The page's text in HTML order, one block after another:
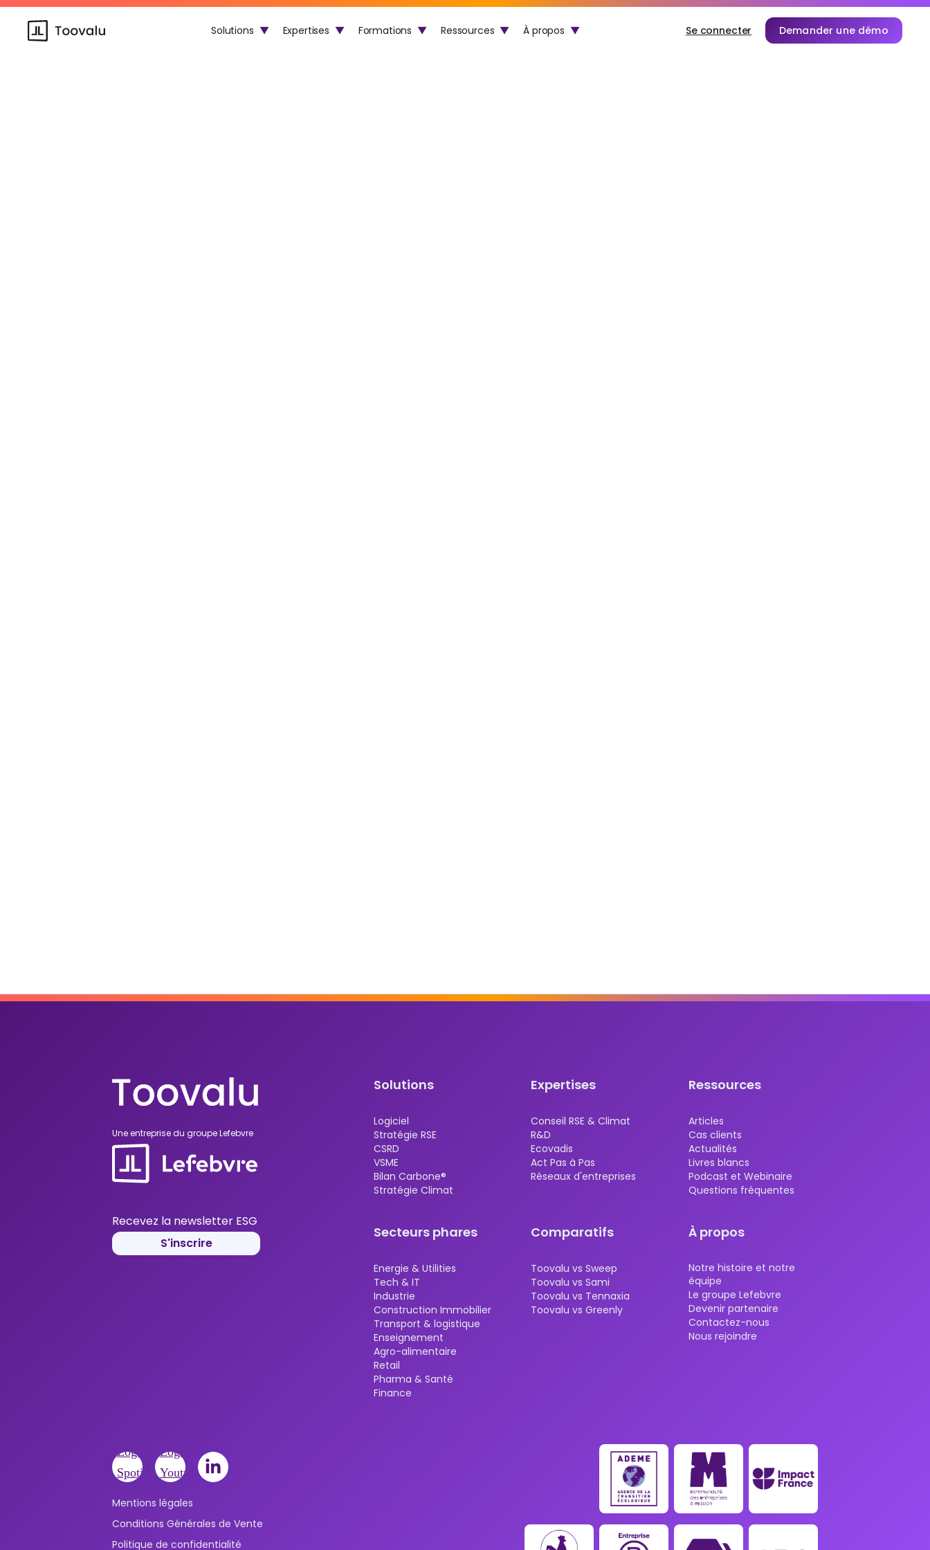
Solutions ▼ Expertises ▼ Formations ▼ Ressources ▼ À propos ▼ Se connecter Demander une démo
Une entreprise du groupe Lefebvre
Recevez la newsletter ESG
S'inscrire
Solutions
Logiciel
Stratégie RSE
CSRD
VSME
Bilan Carbone®
Stratégie Climat
Expertises
Conseil RSE & Climat
R&D
Ecovadis
Act Pas à Pas
Réseaux d'entreprises
Ressources
Articles
Cas clients
Actualités
Livres blancs
Podcast et Webinaire
Questions fréquentes
Secteurs phares
Energie & Utilities
Tech & IT
Industrie
Construction Immobilier
Transport & logistique
Enseignement
Agro-alimentaire
Retail
Pharma & Santé
Finance
Comparatifs
Toovalu vs Sweep
Toovalu vs Sami
Toovalu vs Tennaxia
Toovalu vs Greenly
À propos
Notre histoire et notre
équipe
Le groupe Lefebvre
Devenir partenaire
Contactez-nous
Nous rejoindre
Mentions légales
Conditions Générales de Vente
Politique de confidentialité